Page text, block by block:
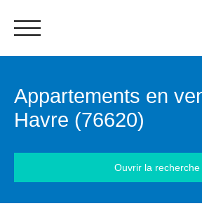
Menu
Appartements en
Havre (76620)
Ouvrir la recherche